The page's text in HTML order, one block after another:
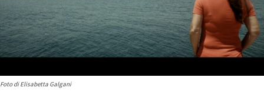
Foto di Elisabetta Galgani